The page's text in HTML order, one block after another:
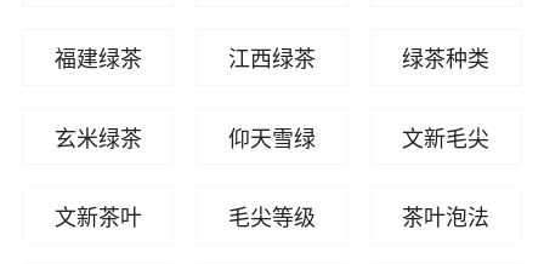
福建绿茶 江西绿茶 绿茶种类
玄米绿茶 仰天雪绿 文新毛尖
文新茶叶 毛尖等级 茶叶泡法